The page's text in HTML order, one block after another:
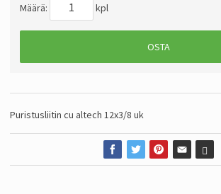
Määrä: kpl
OSTA
Puristusliitin cu altech 12x3/8 uk